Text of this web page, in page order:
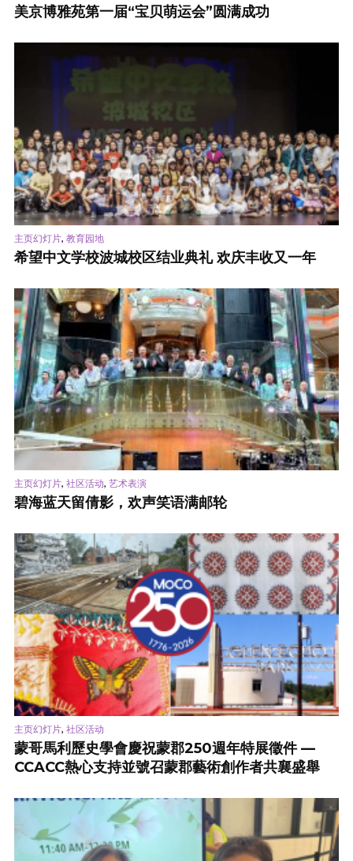
美京博雅苑第一届“宝贝萌运会”圆满成功
主页幻灯片, 教育园地
希望中文学校波城校区结业典礼 欢庆丰收又一年
主页幻灯片, 社区活动, 艺术表演
碧海蓝天留倩影，欢声笑语满邮轮
主页幻灯片, 社区活动
蒙哥馬利歷史學會慶祝蒙郡250週年特展徵件 —
CCACC熱心支持並號召蒙郡藝術創作者共襄盛舉